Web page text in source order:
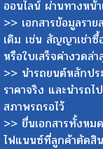
ออนไลน์ ผ่านทางหน้
>> เอกสารข้อมูลรา
เดิม เช่น สัญญาเช่า
หรือใบเสร็จค่างวดล่
>> นำรถยนต์หลักป
ราคาจริง และนำรถ
สภาพรถรอไว้
>> ยื่นเอกสารทั้งหม
ไฟแนนซ์ที่ลูกค้าตัดสิ